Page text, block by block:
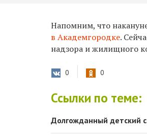
Напомним, что
в Академгородке.
надзора и жилищного
0 0
Ссылки по теме:
Долгожданный детский